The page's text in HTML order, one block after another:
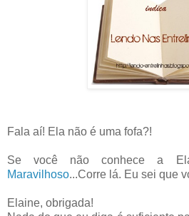
Fala aí! Ela não é uma fofa?!
Se você não conhece a
Maravilhoso...Corre lá. Eu sei que
Elaine, obrigada!